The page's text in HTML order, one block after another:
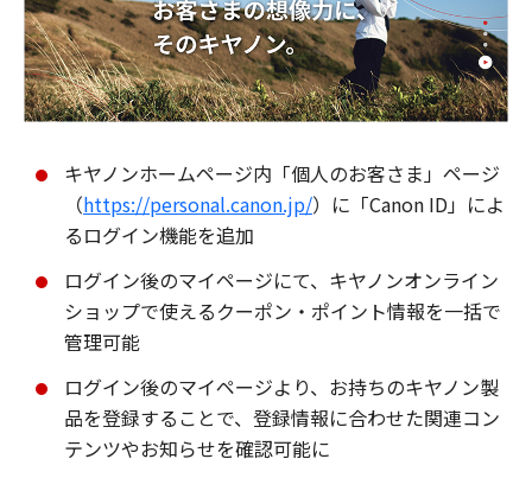
キヤノンホームページ内「個人のお客さま」ページ
（https://personal.canon.jp/）に「Canon ID」によ
るログイン機能を追加
ログイン後のマイページにて、キヤノンオンライン
ショップで使えるクーポン・ポイント情報を一括で
管理可能
ログイン後のマイページより、お持ちのキヤノン製
品を登録することで、登録情報に合わせた関連コン
テンツやお知らせを確認可能に